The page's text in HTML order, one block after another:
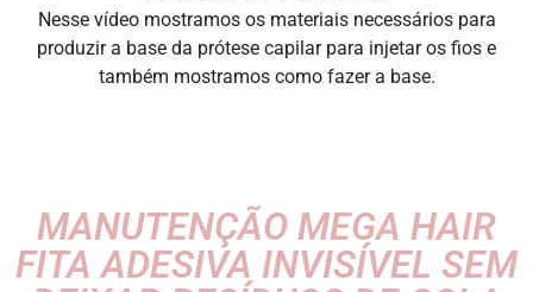
Nesse vídeo mostramos os materiais necessários para
produzir a base da prótese capilar para injetar os fios e
também mostramos como fazer a base.
MANUTENÇÃO MEGA HAIR
FITA ADESIVA INVISÍVEL SEM